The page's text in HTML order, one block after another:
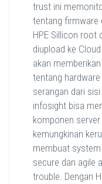
trust ini
tentang firmware
HPE Sillicon root
diupload ke
akan
tentang
serangan dari
infosight bisa
komponen
kemungkinan
membuat
secure dan agile
trouble. Dengan